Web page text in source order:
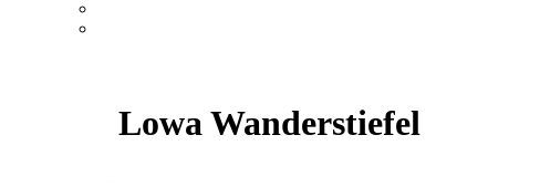
Lowa Wanderstiefel